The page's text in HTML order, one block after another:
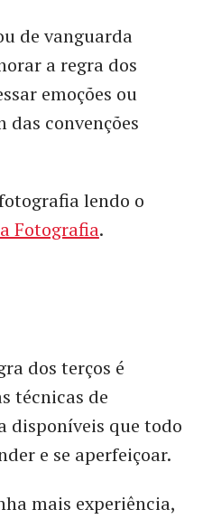
de vanguarda
a regra dos
emoções ou
das convenções
lendo o
Fotografia.
dos terços é
técnicas de
disponíveis que todo
e se aperfeiçoar.
mais experiência,